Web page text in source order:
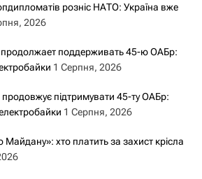
розніс НАТО: Україна вже
2026
поддерживать 45-ю ОАБр:
1 Серпня, 2026
підтримувати 45-ту ОАБр:
1 Серпня, 2026
хто платить за захист крісла